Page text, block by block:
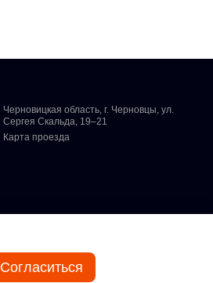
Черновицкая область, г. Черновцы, ул.
Сергея Скальда, 19–21
Карта проезда
Согласиться